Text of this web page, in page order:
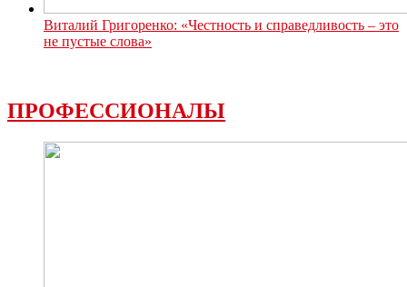
Виталий Григоренко: «Честность и справедливость – это
не пустые слова»
ПРОФЕССИОНАЛЫ